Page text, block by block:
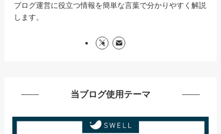
ブログ運営に役立つ情報を簡単な言葉で分かりやすく解説
します。
当ブログ使用テーマ